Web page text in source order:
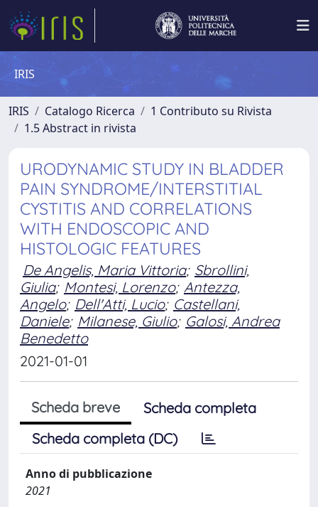
IRIS
IRIS Catalogo Ricerca
1 Contributo su Rivista
1.5 Abstract in rivista
URODYNAMIC STUDY IN BLADDER
PAIN SYNDROME/INTERSTITIAL
CYSTITIS AND CORRELATIONS
WITH ENDOSCOPIC AND
HISTOLOGIC FEATURES
De Angelis, Maria Vittoria; Sbrollini,
Giulia; Montesi, Lorenzo; Antezza,
Angelo; Dell'Atti, Lucio; Castellani,
Daniele; Milanese, Giulio; Galosi, Andrea
Benedetto
2021-01-01
Scheda breve
Scheda completa
Scheda completa (DC)
Anno di pubblicazione
2021